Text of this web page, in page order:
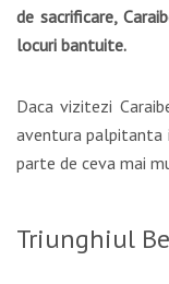
de sacrificare,
locuri bantuite.
Daca vizitezi
aventura palpitanta
parte de ceva mai
Triunghiul